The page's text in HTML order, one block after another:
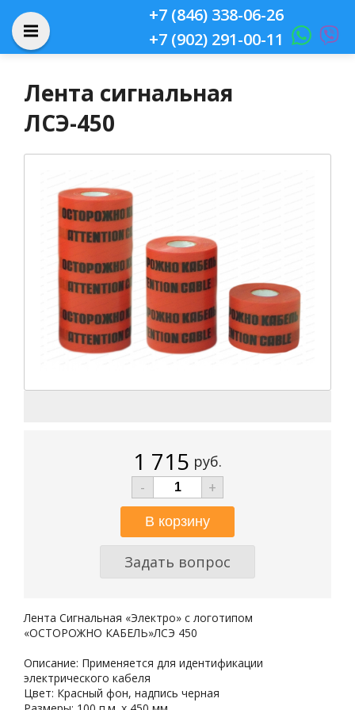
+7 (846) 338-06-26
+7 (902) 291-00-11
Лента сигнальная
ЛСЭ-450
1 715 руб.
-
+
Задать вопрос
Лента Сигнальная «Электро» с логотипом
«ОСТОРОЖНО КАБЕЛЬ»ЛСЭ 450
Описание: Применяется для идентификации
электрического кабеля
Цвет: Красный фон, надпись черная